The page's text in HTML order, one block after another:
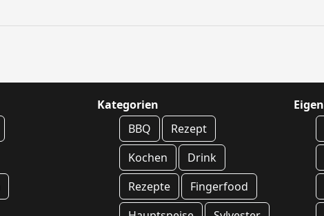
Kategorien
BBQ
Rezept
Kochen
Drink
Rezepte
Fingerfood